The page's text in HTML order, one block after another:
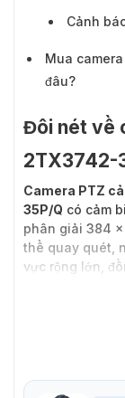
Cảnh
Mua
đâu?
Đôi nét về
2TX3742-
Camera PTZ
35P/Q có cảm
phân giải 384
thể quay quét,
vực rộng lớn,
nhiều công